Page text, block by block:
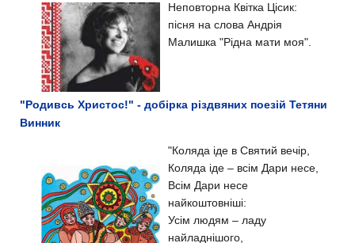
Неповторна Квітка Цісик:
пісня на слова Андрія
Малишка "Рідна мати моя".
"Родивсь Христос!" - добірка різдвяних поезій Тетяни
Винник
"Коляда іде в Святий вечір,
Коляда іде – всім Дари несе,
Всім Дари несе
найкоштовніші:
Усім людям – ладу
найладнішого,